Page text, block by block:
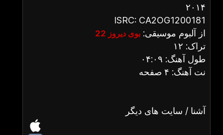
۲۰۱۴
ISRC: CA2OG1200181
از آلبوم موسیقی: بوی دیروز 22
تراک: ۱۲
طول آهنگ: ۰۴:۰۹
نت آهنگ: ۴ صفحه
آشنا / سایت های دیگر